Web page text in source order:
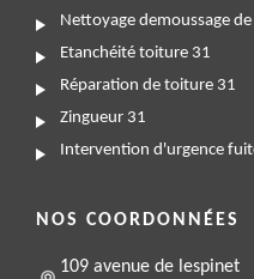
Nettoyage demoussage
Etanchéité toiture 31
Réparation de toiture 31
Zingueur 31
Intervention d'urgence
NOS COORDONNÉES
109 avenue de lespinet